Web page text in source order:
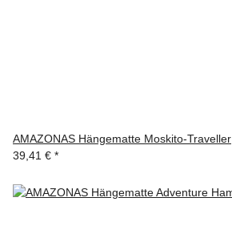
AMAZONAS Hängematte Moskito-Traveller
39,41 € *